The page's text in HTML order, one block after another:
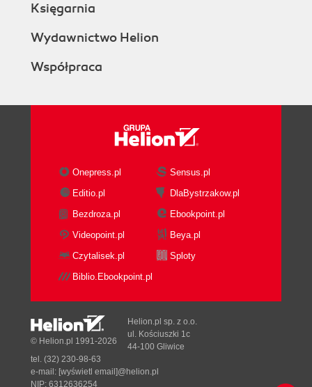
Księgarnia
Wydawnictwo Helion
Współpraca
Onepress.pl
Sensus.pl
Editio.pl
DlaBystrzakow.pl
Bezdroza.pl
Ebookpoint.pl
Videopoint.pl
Beya.pl
Czytalisek.pl
Sploty
Biblio.Ebookpoint.pl
© Helion.pl 1991-2026
Helion.pl sp. z o.o.
ul. Kościuszki 1c
44-100 Gliwice
tel. (32) 230-98-63
e-mail: [wyświetl email]@helion.pl
NIP: 6312636254